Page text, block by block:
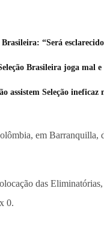
“Será
Brasileira joga mal
assistem Seleção ineficaz
em Barranquilla,
das
0.